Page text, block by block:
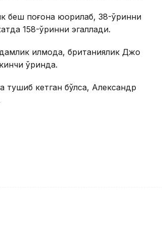
беш поғона юқорилаб, 38-ўринни
158-ўринни эгаллади.
қилмоқда, британиялик Джо
ўринда.
тушиб кетган бўлса, Александр